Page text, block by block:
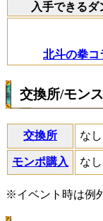
入手できるダ
北斗の拳コ
交換所/モン
交換所 なし
モンポ購入 なし
※イベント時は例